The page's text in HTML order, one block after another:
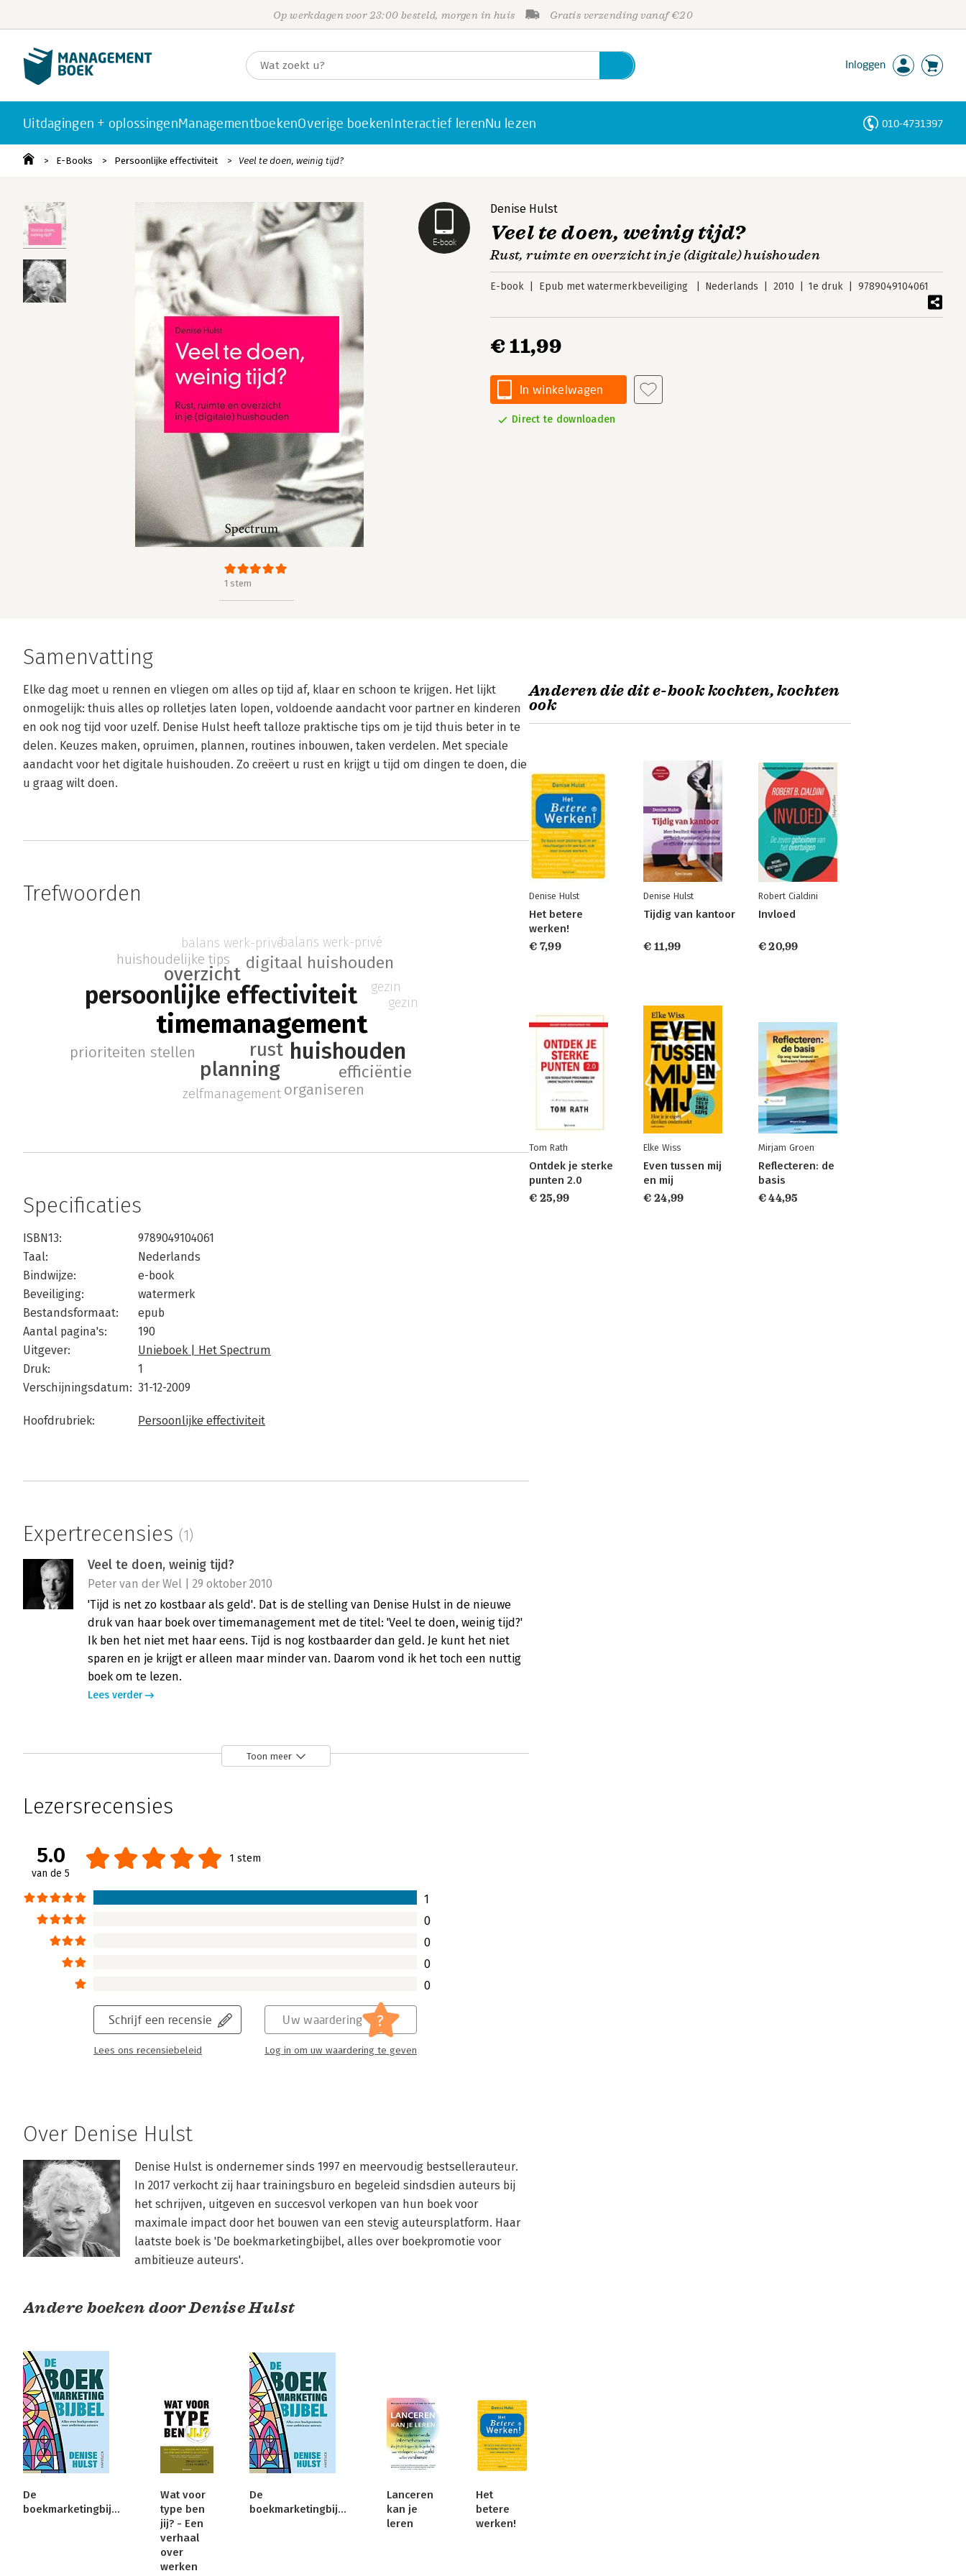
Op werkdagen voor 23:00 besteld, morgen in huis Gratis verzending vanaf €20
Inloggen
Uitdagingen + oplossingenManagementboekenOverige boekenInteractief lerenNu lezen 010-4731397
E-Books Persoonlijke effectiviteit Veel te doen, weinig tijd?
E-book
1 stem
Denise Hulst
Veel te doen, weinig tijd?
Rust, ruimte en overzicht in je (digitale) huishouden
E-book Epub met watermerkbeveiliging Nederlands 2010 1e druk 9789049104061
€ 11,99
In winkelwagen
Direct te downloaden
Samenvatting
Elke dag moet u rennen en vliegen om alles op tijd af, klaar en schoon te krijgen. Het lijkt
onmogelijk: thuis alles op rolletjes laten lopen, voldoende aandacht voor partner en kinderen
en ook nog tijd voor uzelf. Denise Hulst heeft talloze praktische tips om je tijd thuis beter in te
delen. Keuzes maken, opruimen, plannen, routines inbouwen, taken verdelen. Met speciale
aandacht voor het digitale huishouden. Zo creëert u rust en krijgt u tijd om dingen te doen, die
u graag wilt doen.
Trefwoorden
timemanagement
persoonlijke effectiviteit
huishouden
planning
overzicht
rust
digitaal huishouden
efficiëntie
organiseren
prioriteiten stellen
zelfmanagement
huishoudelijke tips
gezin
balans werk-privé
gezin
balans werk-privé
Specificaties
ISBN13:
9789049104061
Taal:
Nederlands
Bindwijze:
e-book
Beveiliging:
watermerk
Bestandsformaat:
epub
Aantal pagina's:
190
Uitgever:
Unieboek | Het Spectrum
Druk:
1
Verschijningsdatum: 31-12-2009
Hoofdrubriek: Persoonlijke effectiviteit
Expertrecensies (1)
Veel te doen, weinig tijd?
Peter van der Wel | 29 oktober 2010
'Tijd is net zo kostbaar als geld'. Dat is de stelling van Denise Hulst in de nieuwe
druk van haar boek over timemanagement met de titel: 'Veel te doen, weinig tijd?'
Ik ben het niet met haar eens. Tijd is nog kostbaarder dan geld. Je kunt het niet
sparen en je krijgt er alleen maar minder van. Daarom vond ik het toch een nuttig
boek om te lezen.
Lees verder
Toon meer
Lezersrecensies
5.0
van de 5
1 stem
1
0
0
0
0
Schrijf een recensie
Lees ons recensiebeleid
Uw waardering ?
Log in om uw waardering te geven
Over Denise Hulst
Denise Hulst is ondernemer sinds 1997 en meervoudig bestsellerauteur.
In 2017 verkocht zij haar trainingsburo en begeleid sindsdien auteurs bij
het schrijven, uitgeven en succesvol verkopen van hun boek voor
maximale impact door het bouwen van een stevig auteursplatform. Haar
laatste boek is 'De boekmarketingbijbel, alles over boekpromotie voor
ambitieuze auteurs'.
Andere boeken door Denise Hulst
De
boekmarketingbijbel
Wat voor
type ben
jij? - Een
verhaal
over
werken
De
boekmarketingbijbel
Lanceren
kan je
leren
Het
betere
werken!
Anderen die dit e-book kochten, kochten
ook
Denise Hulst
Het betere
werken!
€ 7,99
Denise Hulst
Tijdig van kantoor
€ 11,99
Robert Cialdini
Invloed
€ 20,99
Tom Rath
Ontdek je sterke
punten 2.0
€ 25,99
Elke Wiss
Even tussen mij
en mij
€ 24,99
Mirjam Groen
Reflecteren: de
basis
€ 44,95
Personen